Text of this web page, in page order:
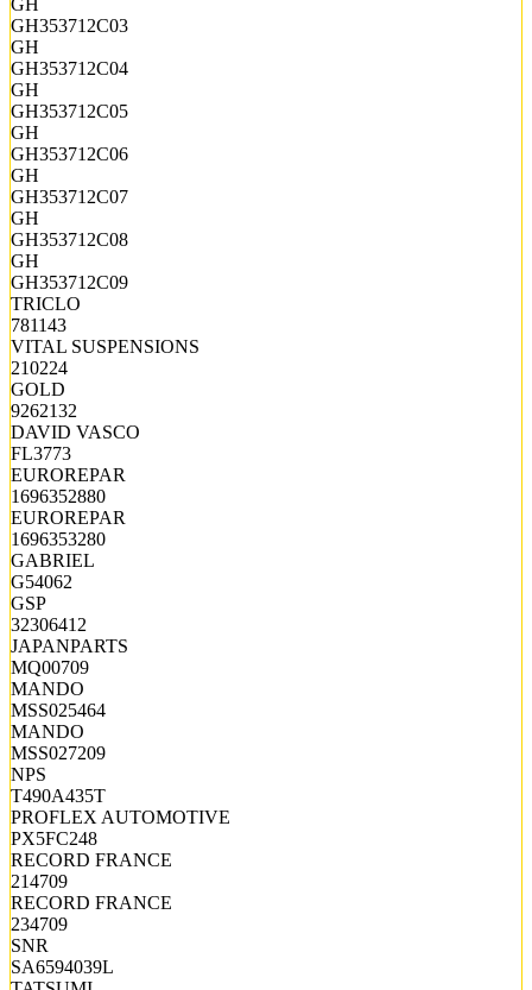
GH353712C03
GH
GH353712C04
GH
GH353712C05
GH
GH353712C06
GH
GH353712C07
GH
GH353712C08
GH
GH353712C09
TRICLO
781143
VITAL SUSPENSIONS
210224
GOLD
9262132
DAVID VASCO
FL3773
EUROREPAR
1696352880
EUROREPAR
1696353280
GABRIEL
G54062
GSP
32306412
JAPANPARTS
MQ00709
MANDO
MSS025464
MANDO
MSS027209
NPS
T490A435T
PROFLEX AUTOMOTIVE
PX5FC248
RECORD FRANCE
214709
RECORD FRANCE
234709
SNR
SA6594039L